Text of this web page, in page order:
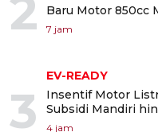
2
Baru Motor 850cc
7 jam
3
EV-READY
Insentif Motor
Subsidi Mandiri
4 jam